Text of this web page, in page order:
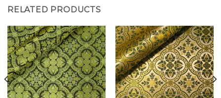
RELATED PRODUCTS